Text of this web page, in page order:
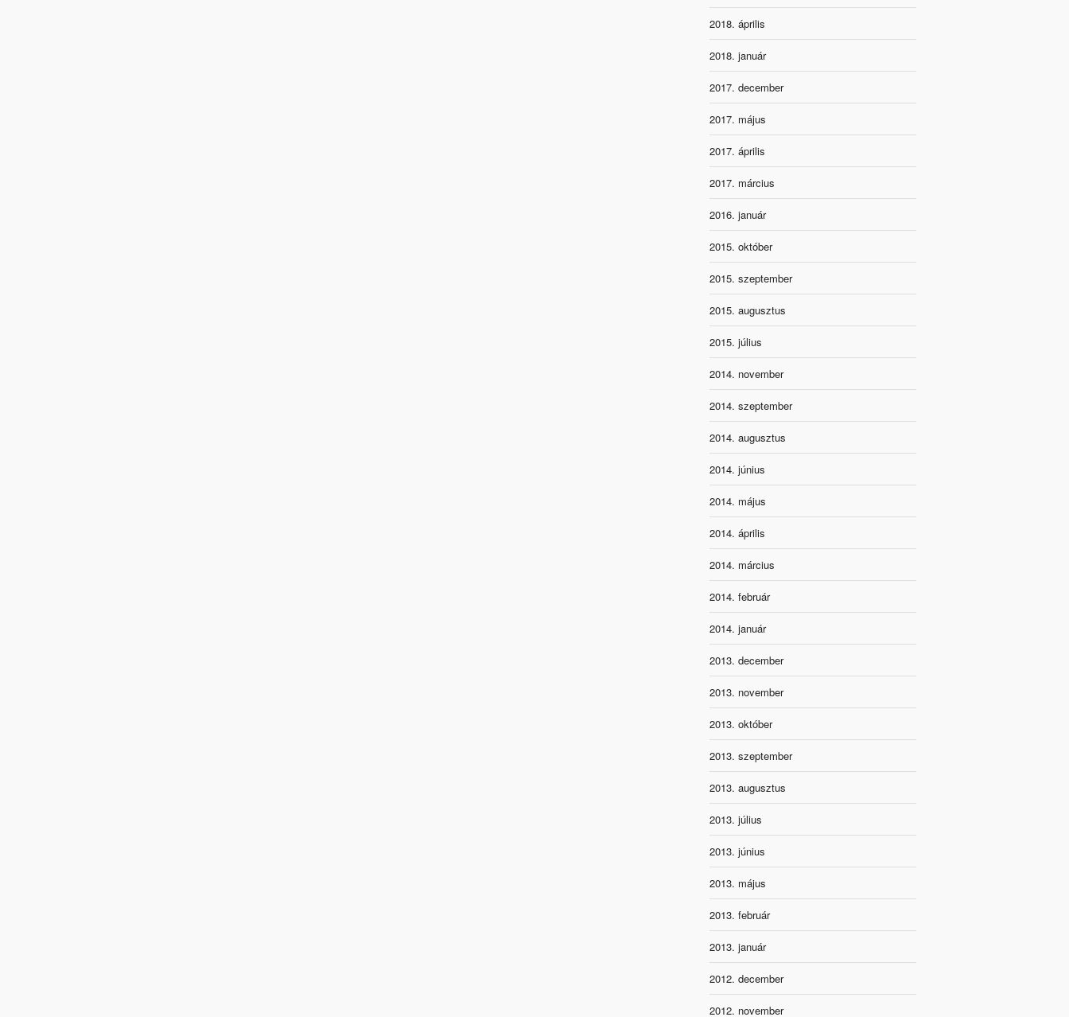
2018. április
2018. január
2017. december
2017. május
2017. április
2017. március
2016. január
2015. október
2015. szeptember
2015. augusztus
2015. július
2014. november
2014. szeptember
2014. augusztus
2014. június
2014. május
2014. április
2014. március
2014. február
2014. január
2013. december
2013. november
2013. október
2013. szeptember
2013. augusztus
2013. július
2013. június
2013. május
2013. február
2013. január
2012. december
2012. november